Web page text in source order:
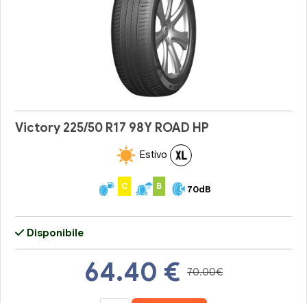
Victory 225/50 R17 98Y ROAD HP
Estivo
C B 70dB
Disponibile
64.40 € 70.00€